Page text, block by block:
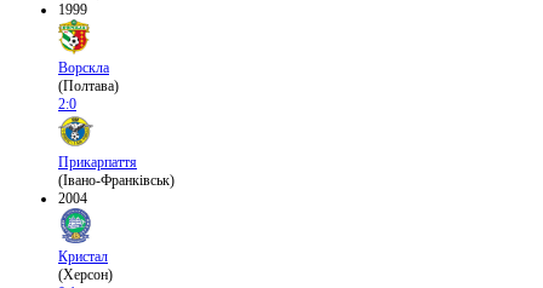
1999
Ворскла
(Полтава)
2:0
Прикарпаття
(Івано-Франківськ)
2004
Кристал
(Херсон)